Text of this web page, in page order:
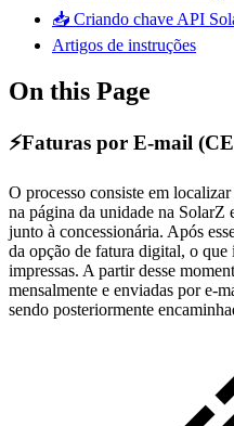
📥 Criando chave API
Artigos de instruções
On this Page
⚡Faturas por E-mail
O processo consiste em
na página da unidade na
junto à concessionária. Após
da opção de fatura digital, o que
impressas. A partir desse
mensalmente e enviadas por e-
sendo posteriormente